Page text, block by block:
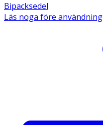
Bipacksedel
Läs noga före användning